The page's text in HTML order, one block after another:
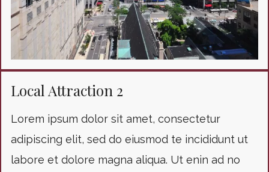
Local Attraction 2
Lorem ipsum dolor sit amet, consectetur
adipiscing elit, sed do eiusmod te incididunt ut
labore et dolore magna aliqua. Ut enin ad no